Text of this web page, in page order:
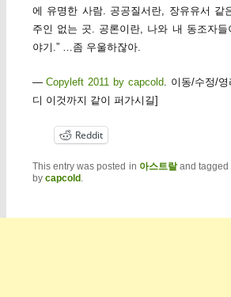
에 유명한 사람. 공공질서란, 장유유서 같
주인 없는 곳. 공론이란, 나와 내 동조자들
야기.” …좀 우울하잖아.
—Copyleft 2011 by capcold. 이동/수정/
디 이것까지 같이 퍼가시길]
Reddit
This entry was posted in 아스트랄and tagged
by capcold.